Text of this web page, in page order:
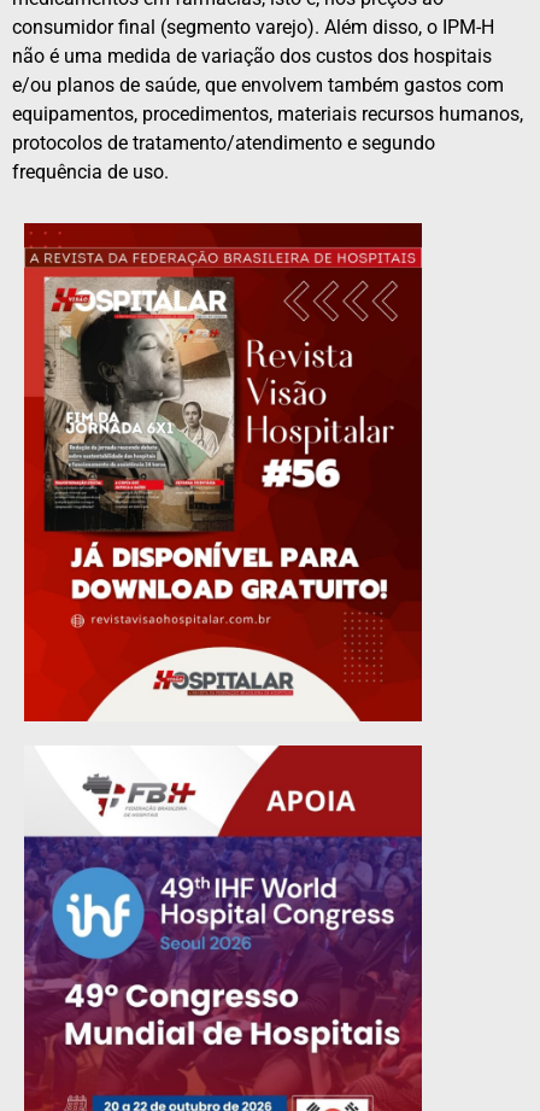
consumidor final (segmento varejo). Além disso, o IPM-H
não é uma medida de variação dos custos dos hospitais
e/ou planos de saúde, que envolvem também gastos com
equipamentos, procedimentos, materiais recursos humanos,
protocolos de tratamento/atendimento e segundo
frequência de uso.